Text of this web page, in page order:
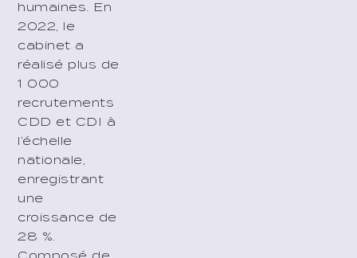
humaines. En
2022, le
cabinet a
réalisé plus de
1 000
recrutements
CDD et CDI à
l’échelle
nationale,
enregistrant
une
croissance de
28 %.